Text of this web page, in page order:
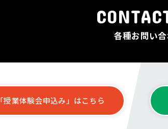
各種お問い
「授業体験会申込み」はこちら